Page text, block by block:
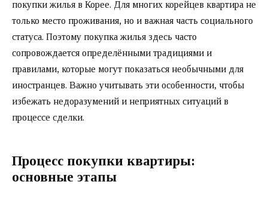
покупки жилья в Корее. Для многих корейцев квартира не
только место проживания, но и важная часть социального
статуса. Поэтому покупка жилья здесь часто
сопровождается определёнными традициями и
правилами, которые могут показаться необычными для
иностранцев. Важно учитывать эти особенности, чтобы
избежать недоразумений и неприятных ситуаций в
процессе сделки.
Процесс покупки квартиры:
основные этапы